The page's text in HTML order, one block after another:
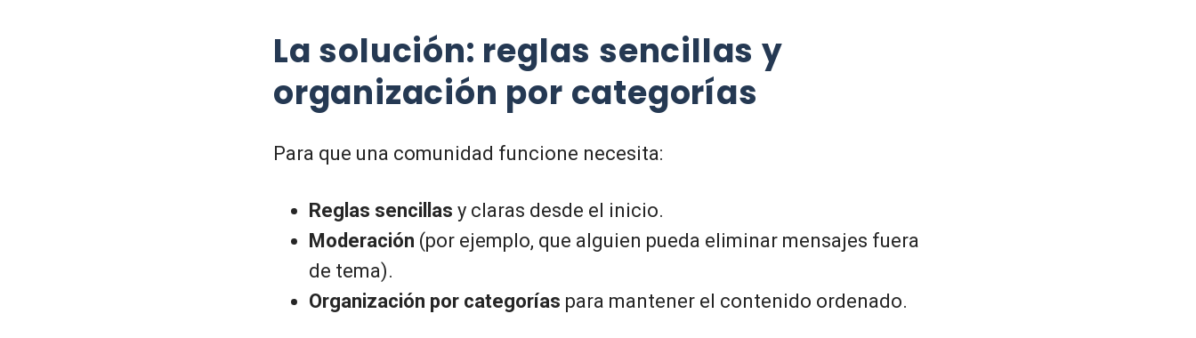
La solución: reglas sencillas y
organización por categorías
Para que una comunidad funcione necesita:
Reglas sencillas y claras desde el inicio.
Moderación (por ejemplo, que alguien pueda eliminar mensajes fuera
de tema).
Organización por categorías para mantener el contenido ordenado.